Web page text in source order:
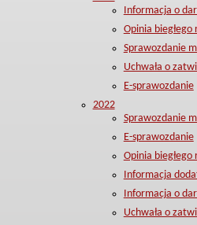
Informacja o
Opinia
Sprawozdanie
Uchwała o
E-sprawozdanie
2022
Sprawozdanie
E-sprawozdanie
Opinia
Informacja
Informacja o
Uchwała o